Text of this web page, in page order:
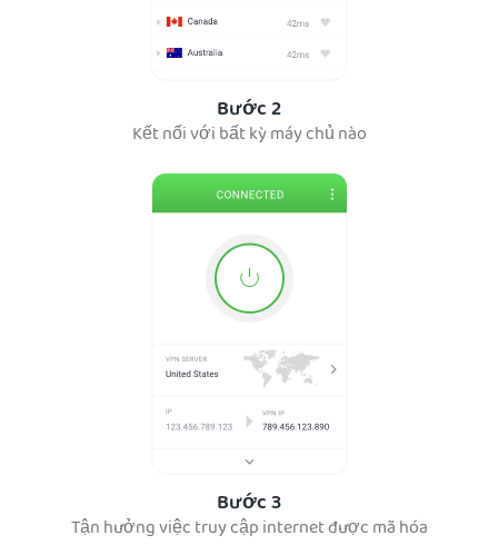
Bước 2
Kết nối với bất kỳ máy chủ nào
Bước 3
Tận hưởng việc truy cập internet được mã hóa